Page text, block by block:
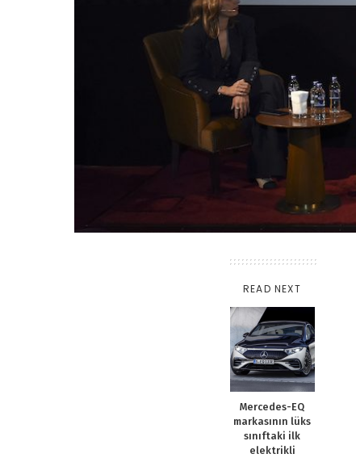
READ NEXT
Mercedes-EQ
markasının lüks
sınıftaki ilk
elektrikli